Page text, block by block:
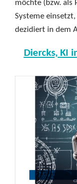
möchte (bzw. als
Systeme einsetzt,
dezidiert in dem
Diercks, KI